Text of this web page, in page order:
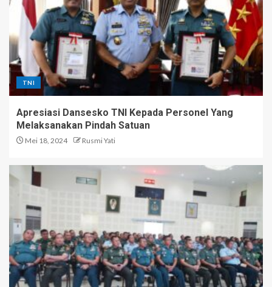
TNI
Apresiasi Dansesko TNI Kepada Personel Yang
Melaksanakan Pindah Satuan
Mei 18, 2024 Rusmi Yati